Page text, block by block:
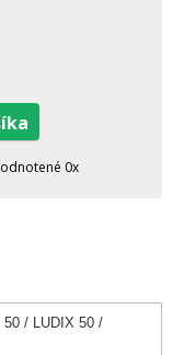
0x
/ LUDIX 50 /